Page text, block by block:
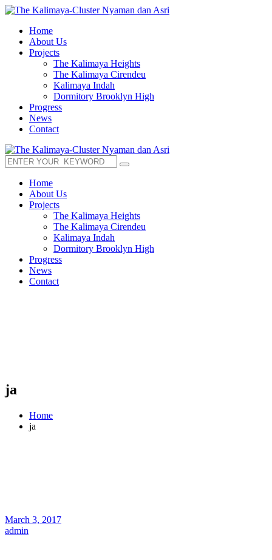
Home
About Us
Projects
The Kalimaya Heights
The Kalimaya Cirendeu
Kalimaya Indah
Dormitory Brooklyn High
Progress
News
Contact
Home
About Us
Projects
The Kalimaya Heights
The Kalimaya Cirendeu
Kalimaya Indah
Dormitory Brooklyn High
Progress
News
Contact
ja
Home
ja
March 3, 2017
admin